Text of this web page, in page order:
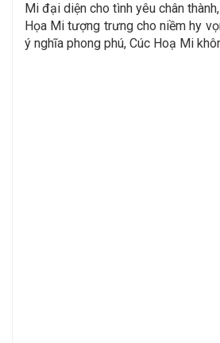
Mi đại diện cho tình yêu chân
Họa Mi tượng trưng cho niềm hy
ý nghĩa phong phú, Cúc Hoạ Mi